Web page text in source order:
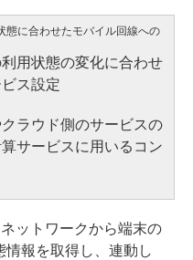
態に合わせたモバイル回線への
用状態の変化に合わせ
ス設定
ラウド側のサービスの
サービスに用いるコン
ットワークから端末の
報を取得し、連動し